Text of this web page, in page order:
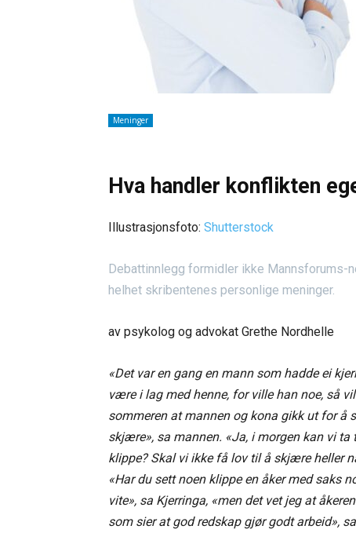
Meninger
Hva handler konflikten
Illustrasjonsfoto: Shutterstock
Debattinnlegg formidler ikke
helhet skribentenes personlige meninger.
av psykolog og advokat Grethe Nordhelle
«Det var en gang en mann som hadde ei
være i lag med henne, for ville han noe, så
sommeren at mannen og kona gikk ut for å
skjære», sa mannen. «Ja, i morgen kan vi ta
klippe? Skal vi ikke få lov til å skjære heller
«Har du sett noen klippe en åker med saks
vite», sa Kjerringa, «men det vet jeg at
som sier at god redskap gjør godt arbeid»,